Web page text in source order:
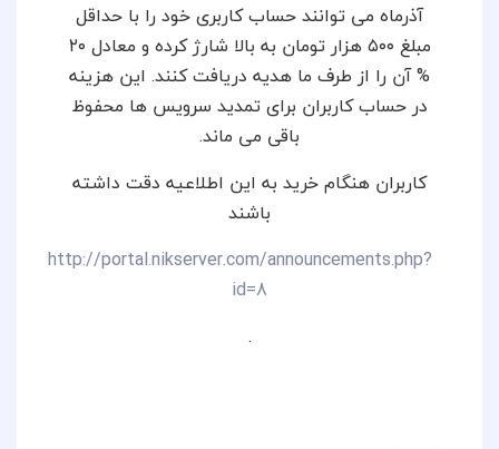
آذرماه می توانند حساب کاربری خود را با حداقل
مبلغ ۵۰۰ هزار تومان به بالا شارژ کرده و معادل ۲۰
% آن را از طرف ما هدیه دریافت کنند. این هزینه
در حساب کاربران برای تمدید سرویس ها محفوظ
باقی می ماند.
کاربران هنگام خرید به این اطلاعیه دقت داشته
باشند
http://portal.nikserver.com/announcements.php?
id=8
.